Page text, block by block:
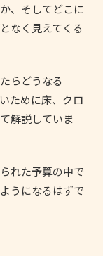
、そしてどこに
なく見えてくる
らどうなる
ために床、クロ
解説していま
れた予算の中で
うになるはずで